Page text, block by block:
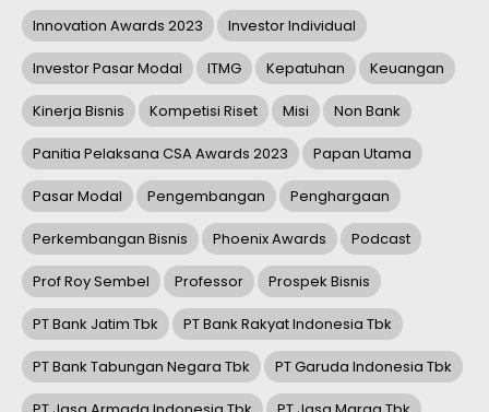
Innovation Awards 2023 Investor Individual
Investor Pasar Modal ITMG Kepatuhan Keuangan
Kinerja Bisnis Kompetisi Riset Misi Non Bank
Panitia Pelaksana CSA Awards 2023 Papan Utama
Pasar Modal Pengembangan Penghargaan
Perkembangan Bisnis Phoenix Awards Podcast
Prof Roy Sembel Professor Prospek Bisnis
PT Bank Jatim Tbk PT Bank Rakyat Indonesia Tbk
PT Bank Tabungan Negara Tbk PT Garuda Indonesia Tbk